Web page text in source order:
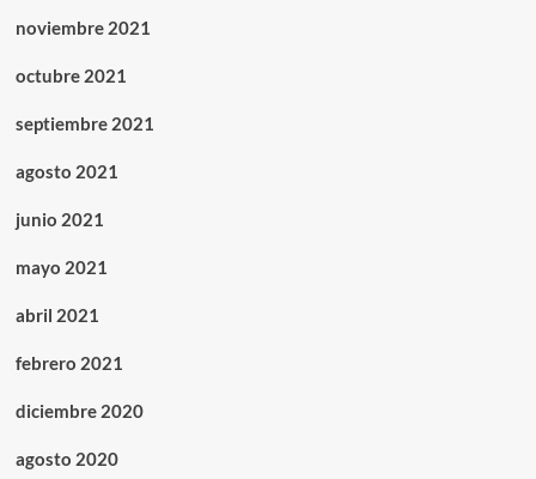
noviembre 2021
octubre 2021
septiembre 2021
agosto 2021
junio 2021
mayo 2021
abril 2021
febrero 2021
diciembre 2020
agosto 2020